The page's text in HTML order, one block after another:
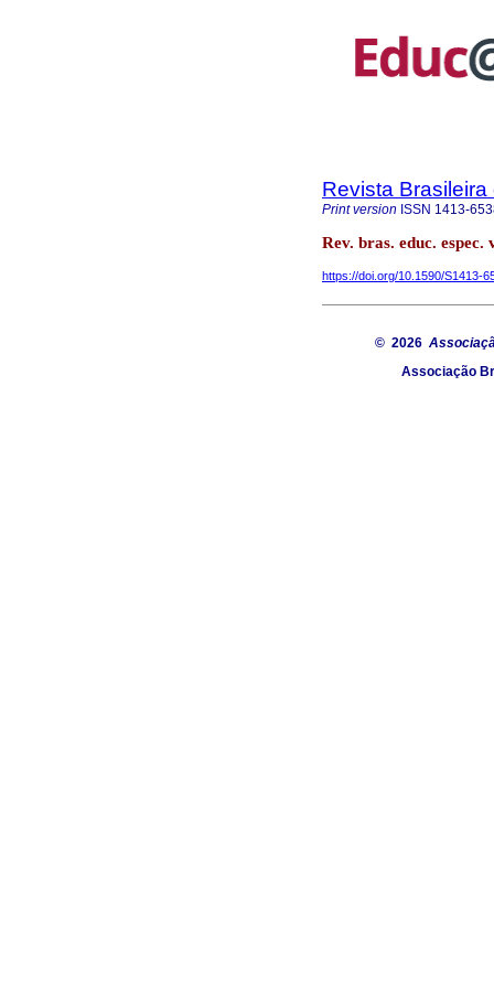
Revista
Print version ISSN 1413-
Rev. bras. educ.
https://doi.org/10.1590/S1413-
© 2026
Associação